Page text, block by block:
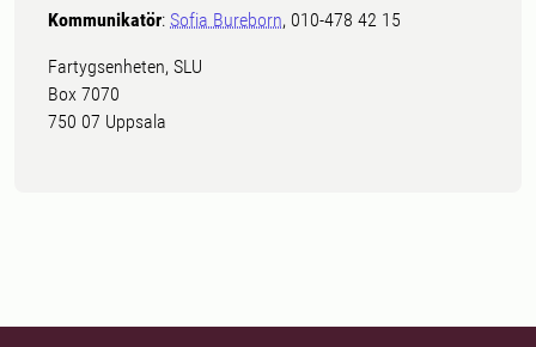
Kommunikatör: Sofia Bureborn, 010-478 42 15
Fartygsenheten, SLU
Box 7070
750 07 Uppsala